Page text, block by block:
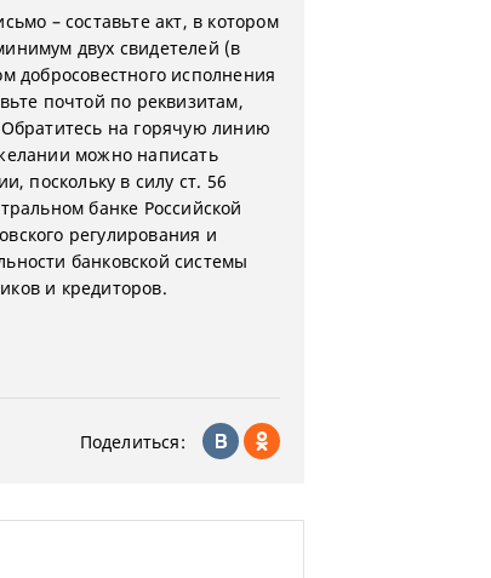
– составьте акт, в котором
двух свидетелей (в
добросовестного исполнения
почтой по реквизитам,
на горячую линию
можно написать
поскольку в силу ст. 56
банке Российской
регулирования и
банковской системы
и кредиторов.
Поделиться: